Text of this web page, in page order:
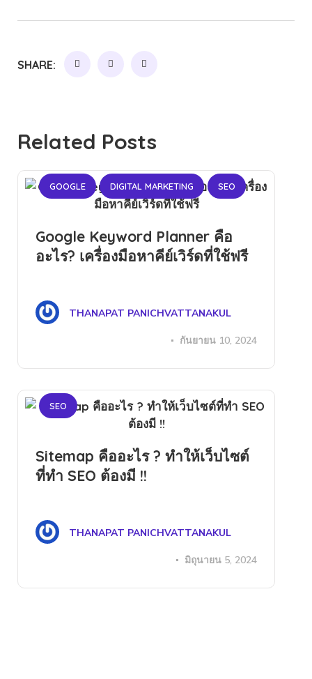
SHARE:
Related Posts
GOOGLE DIGITAL MARKETING SEO
Google Keyword Planner คือ
อะไร? เครื่องมือหาคีย์เวิร์ดที่ใช้ฟรี
THANAPAT PANICHVATTANAKUL
กันยายน 10, 2024
SEO
Sitemap คืออะไร ? ทำให้เว็บไซต์
ที่ทำ SEO ต้องมี !!
THANAPAT PANICHVATTANAKUL
มิถุนายน 5, 2024